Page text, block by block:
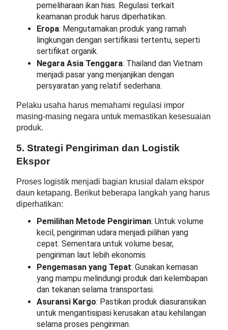
pemeliharaan ikan hias. Regulasi terkait
keamanan produk harus diperhatikan.
Eropa: Mengutamakan produk yang ramah
lingkungan dengan sertifikasi tertentu, seperti
sertifikat organik.
Negara Asia Tenggara: Thailand dan Vietnam
menjadi pasar yang menjanjikan dengan
persyaratan yang relatif sederhana.
Pelaku usaha harus memahami regulasi impor
masing-masing negara untuk memastikan kesesuaian
produk.
5. Strategi Pengiriman dan Logistik
Ekspor
Proses logistik menjadi bagian krusial dalam ekspor
daun ketapang. Berikut beberapa langkah yang harus
diperhatikan:
Pemilihan Metode Pengiriman: Untuk volume
kecil, pengiriman udara menjadi pilihan yang
cepat. Sementara untuk volume besar,
pengiriman laut lebih ekonomis.
Pengemasan yang Tepat: Gunakan kemasan
yang mampu melindungi produk dari kelembapan
dan tekanan selama transportasi.
Asuransi Kargo: Pastikan produk diasuransikan
untuk mengantisipasi kerusakan atau kehilangan
selama proses pengiriman.